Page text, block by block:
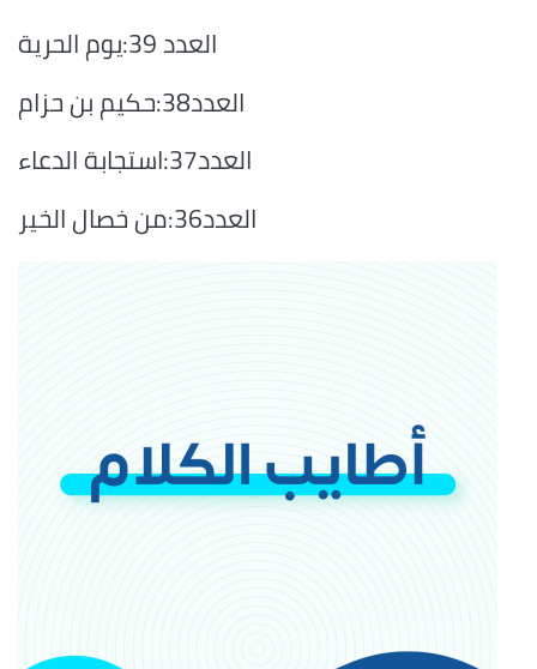
العدد 39:يوم الحرية
العدد38:حكيم بن حزام
العدد37:استجابة الدعاء
العدد36:من خصال الخير